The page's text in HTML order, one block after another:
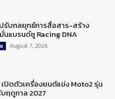
รับกลยุทธ์การสื่อสาร-สร้าง
นแบรนด์ชู Racing DNA
August 7, 2026
ปิดตัวเครื่องยนต์แข่ง Moto2 รุ่น
ฤดูกาล 2027